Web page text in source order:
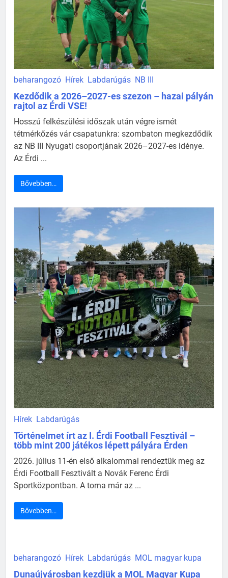
beharangozó Hírek Labdarúgás NB III
Kezdődik a 2026–2027-es szezon – hazai pályán
rajtol az Érdi VSE!
Hosszú felkészülési időszak után végre ismét
tétmérkőzés vár csapatunkra: szombaton megkezdődik
az NB III Nyugati csoportjának 2026–2027-es idénye.
Az Érdi ...
Bővebben…
Hírek Labdarúgás
Történelmet írt az I. Érdi Football Fesztivál –
több mint 200 játékos lépett pályára Érden
2026. július 11-én első alkalommal rendeztük meg az
Érdi Football Fesztivált a Novák Ferenc Érdi
Sportközpontban. A torna már az ...
Bővebben…
beharangozó Hírek Labdarúgás MOL magyar kupa
Dunaújvárosban kezdjük a MOL Magyar Kupa